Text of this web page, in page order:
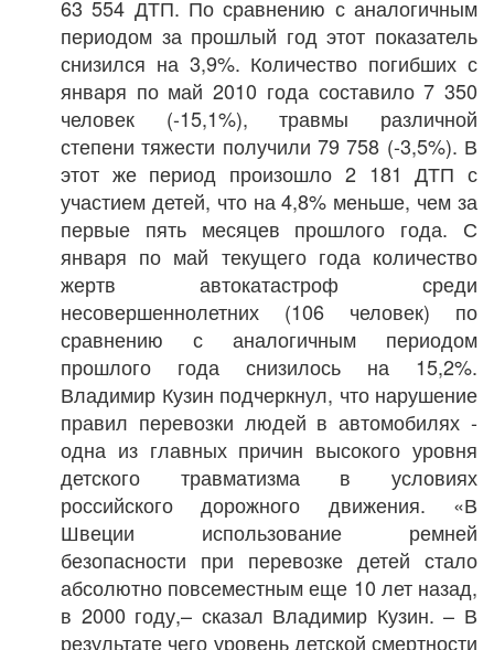
63 554 ДТП. По сравнению с аналогичным
периодом за прошлый год этот показатель
снизился на 3,9%. Количество погибших с
января по май 2010 года составило 7 350
человек (-15,1%), травмы различной
степени тяжести получили 79 758 (-3,5%). В
этот же период произошло 2 181 ДТП с
участием детей, что на 4,8% меньше, чем за
первые пять месяцев прошлого года. С
января по май текущего года количество
жертв автокатастроф среди
несовершеннолетних (106 человек) по
сравнению с аналогичным периодом
прошлого года снизилось на 15,2%.
Владимир Кузин подчеркнул, что нарушение
правил перевозки людей в автомобилях -
одна из главных причин высокого уровня
детского травматизма в условиях
российского дорожного движения. «В
Швеции использование ремней
безопасности при перевозке детей стало
абсолютно повсеместным еще 10 лет назад,
в 2000 году,– сказал Владимир Кузин. – В
результате чего уровень детской смертности